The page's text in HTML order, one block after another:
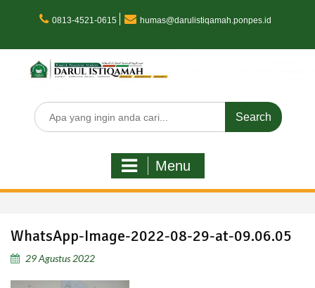
0813-4521-0615 humas@darulistiqamah.ponpes.id
Search
for:
Menu
WhatsApp-Image-2022-08-29-at-09.06.05
29 Agustus 2022